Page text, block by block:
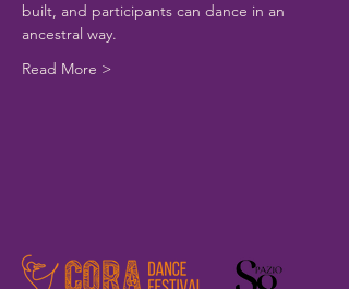
built, and participants can dance in an
ancestral way.
Read More >